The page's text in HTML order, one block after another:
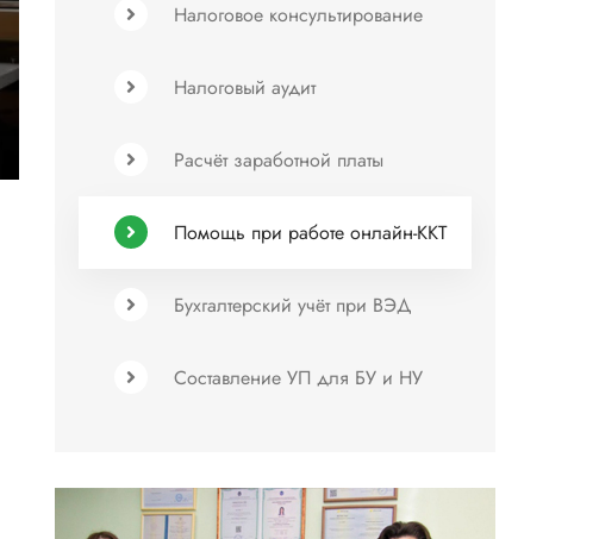
Налоговое консультирование
Налоговый аудит
Расчёт заработной платы
Помощь при работе онлайн-ККТ
Бухгалтерский учёт при ВЭД
Составление УП для БУ и НУ